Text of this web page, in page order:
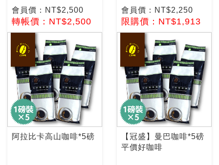
會員價：NT$2,500
轉帳價：NT$2,500
會員價：NT$2,250
限購價：NT$1,913
阿拉比卡高山咖啡*5磅
【冠盛】曼巴咖啡*5磅
平價好咖啡